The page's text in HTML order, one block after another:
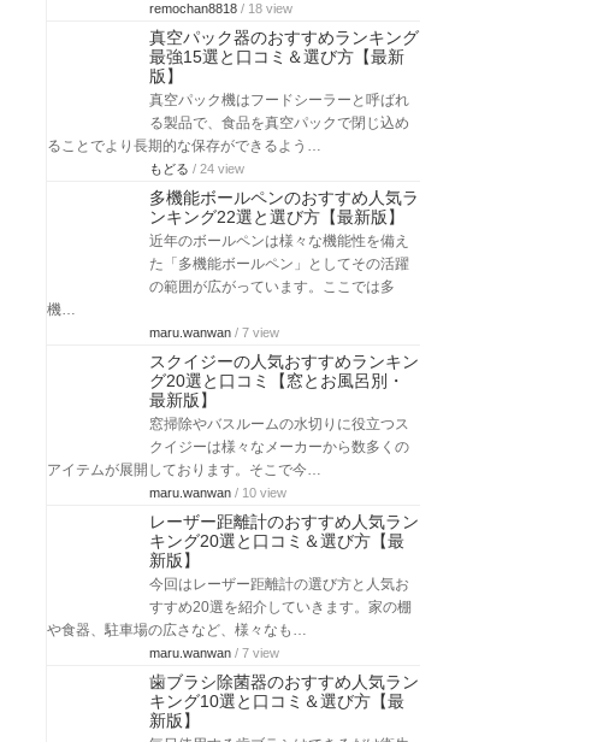
remochan8818 / 18 view
真空パック器のおすすめランキング
最強15選と口コミ＆選び方【最新
版】
真空パック機はフードシーラーと呼ばれ
る製品で、食品を真空パックで閉じ込め
ることでより長期的な保存ができるよう…
もどる / 24 view
多機能ボールペンのおすすめ人気ラ
ンキング22選と選び方【最新版】
近年のボールペンは様々な機能性を備え
た「多機能ボールペン」としてその活躍
の範囲が広がっています。ここでは多
機…
maru.wanwan / 7 view
スクイジーの人気おすすめランキン
グ20選と口コミ【窓とお風呂別・
最新版】
窓掃除やバスルームの水切りに役立つス
クイジーは様々なメーカーから数多くの
アイテムが展開しております。そこで今…
maru.wanwan / 10 view
レーザー距離計のおすすめ人気ラン
キング20選と口コミ＆選び方【最
新版】
今回はレーザー距離計の選び方と人気お
すすめ20選を紹介していきます。家の棚
や食器、駐車場の広さなど、様々なも…
maru.wanwan / 7 view
歯ブラシ除菌器のおすすめ人気ラン
キング10選と口コミ＆選び方【最
新版】